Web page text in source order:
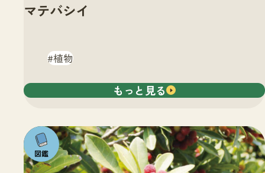
マテバシイ
植物
もっと見る
注目の
いきも
の